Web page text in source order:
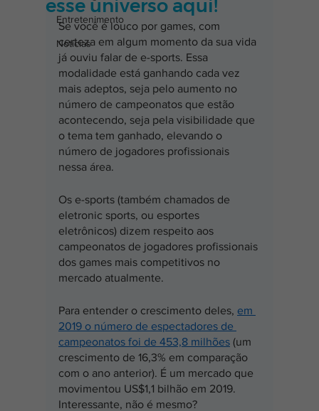
Entretenimento
Notícias
esse universo aqui!
Se você é louco por games, com
certeza em algum momento da sua vida
já ouviu falar de e-sports. Essa
modalidade está ganhando cada vez
mais adeptos, seja pelo aumento no
número de campeonatos que estão
acontecendo, seja pela visibilidade que
o tema tem ganhado, elevando o
número de jogadores profissionais
nessa área.
Os e-sports (também chamados de
eletronic sports, ou esportes
eletrônicos) dizem respeito aos
campeonatos de jogadores profissionais
dos games mais competitivos no
mercado atualmente.
Para entender o crescimento deles, em
2019 o número de espectadores de
campeonatos foi de 453,8 milhões (um
crescimento de 16,3% em comparação
com o ano anterior). É um mercado que
movimentou US$1,1 bilhão em 2019.
Interessante, não é mesmo?